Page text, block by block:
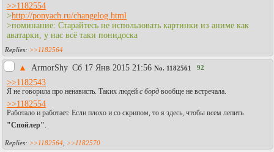
>>1182554
>http://ponyach.ru/changelog.html
>поминание: Старайтесь не использовать картинки из аниме как
аватарки, у нас всё таки понидоска
>>1182564
▲ АrmorShy Сб 17 Янв 2015 21:56 No. 1182561 92
>>1182543
Я не говорила про ненависть. Таких людей с борд вообще не встречала.
>>1182554
Работало и работает. Если плохо и со скрипом, то я здесь, чтобы всем лепить
"Спойлер" .
>>1182564 >>1182570